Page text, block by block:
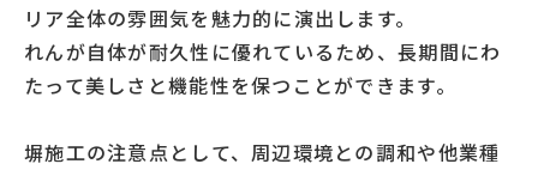
リア全体の雰囲気を魅力的に演出します。
れんが自体が耐久性に優れているため、長期間にわ
たって美しさと機能性を保つことができます。
塀施工の注意点として、周辺環境との調和や他業種